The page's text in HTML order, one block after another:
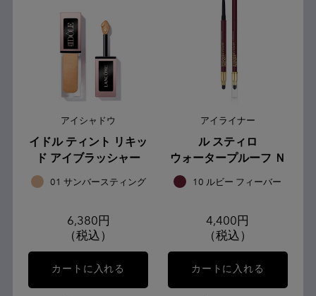
アイシャドウ
イドル ティント リキッ
ド アイブラッシャー
01 サンバースティング
6,380円
（税込）
カートに入れる イドル ティント リキッド アイブラッ
アイライナー
ル スティロ
ウォータープルーフ Ｎ
10 ルビー フィーバー
4,400円
（税込）
カートに入れる